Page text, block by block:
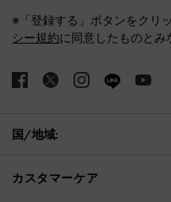
※「登録する」ボタンをクリ
シー規約に同意したものとみ
国/地域:
カスタマーケア